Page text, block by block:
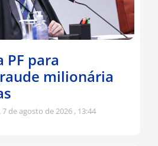
PF para
milionária
7 de agosto de 2026 13:44